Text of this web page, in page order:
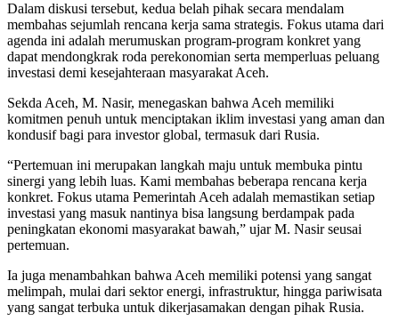
Dalam diskusi tersebut, kedua belah pihak secara mendalam
membahas sejumlah rencana kerja sama strategis. Fokus utama dari
agenda ini adalah merumuskan program-program konkret yang
dapat mendongkrak roda perekonomian serta memperluas peluang
investasi demi kesejahteraan masyarakat Aceh.
Sekda Aceh, M. Nasir, menegaskan bahwa Aceh memiliki
komitmen penuh untuk menciptakan iklim investasi yang aman dan
kondusif bagi para investor global, termasuk dari Rusia.
“Pertemuan ini merupakan langkah maju untuk membuka pintu
sinergi yang lebih luas. Kami membahas beberapa rencana kerja
konkret. Fokus utama Pemerintah Aceh adalah memastikan setiap
investasi yang masuk nantinya bisa langsung berdampak pada
peningkatan ekonomi masyarakat bawah,” ujar M. Nasir seusai
pertemuan.
Ia juga menambahkan bahwa Aceh memiliki potensi yang sangat
melimpah, mulai dari sektor energi, infrastruktur, hingga pariwisata
yang sangat terbuka untuk dikerjasamakan dengan pihak Rusia.